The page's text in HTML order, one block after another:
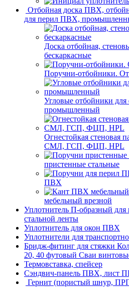
Отбойная доска ПВХ,
для перил ПВХ,
Доска отбойная,
бескаркасные
Поручни-отбойники.
Угловые отбойники для
промышленный
Огнестойкая стеновая
СМЛ, ГСП, ФЦП, HPL
пристенные стальные
ПВХ
мебельный врезной
Уплотнитель П-образный для
стальной ленты
Уплотнитель для окон ПВХ
Уплотнители для
Бридж-фитинг для стяжки
20, 40 футовый Сваи
Термовставка, спейсер
Сэндвич-панель ПВХ, лист
Гернит (пористый шнур,